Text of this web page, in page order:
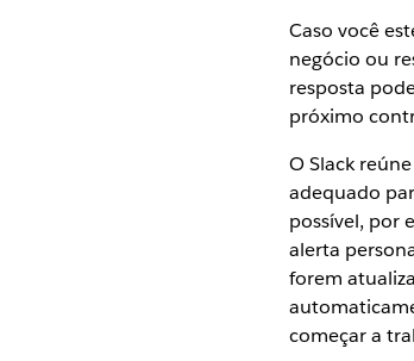
Caso você
negócio ou
resposta
próximo
O Slack
adequado
possível, por
alerta
forem
começar a